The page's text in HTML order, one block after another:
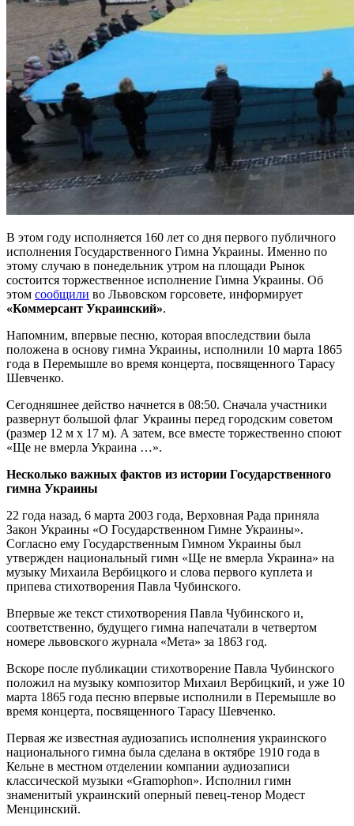
В этом году исполняется 160 лет со дня первого публичного
исполнения Государственного Гимна Украины. Именно по
этому случаю в понедельник утром на площади Рынок
состоится торжественное исполнение Гимна Украины. Об
этом сообщили во Львовском горсовете, информирует
«Коммерсант Украинский».
Напомним, впервые песню, которая впоследствии была
положена в основу гимна Украины, исполнили 10 марта 1865
года в Перемышле во время концерта, посвященного Тарасу
Шевченко.
Сегодняшнее действо начнется в 08:50. Сначала участники
развернут большой флаг Украины перед городским советом
(размер 12 м х 17 м). А затем, все вместе торжественно споют
«Ще не вмерла Украина …».
Несколько важных фактов из истории Государственного
гимна Украины
22 года назад, 6 марта 2003 года, Верховная Рада приняла
Закон Украины «О Государственном Гимне Украины».
Согласно ему Государственным Гимном Украины был
утвержден национальный гимн «Ще не вмерла Украина» на
музыку Михаила Вербицкого и слова первого куплета и
припева стихотворения Павла Чубинского.
Впервые же текст стихотворения Павла Чубинского и,
соответственно, будущего гимна напечатали в четвертом
номере львовского журнала «Мета» за 1863 год.
Вскоре после публикации стихотворение Павла Чубинского
положил на музыку композитор Михаил Вербицкий, и уже 10
марта 1865 года песню впервые исполнили в Перемышле во
время концерта, посвященного Тарасу Шевченко.
Первая же известная аудиозапись исполнения украинского
национального гимна была сделана в октябре 1910 года в
Кельне в местном отделении компании аудиозаписи
классической музыки «Gramophon». Исполнил гимн
знаменитый украинский оперный певец-тенор Модест
Менцинский.